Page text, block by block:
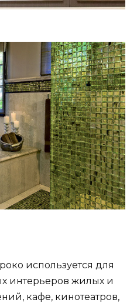
используется для
интерьеров жилых и
кафе, кинотеатров,